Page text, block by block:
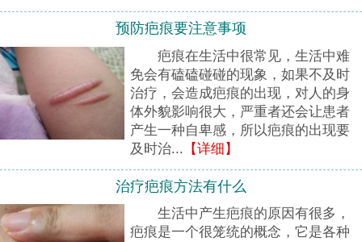
预防疤痕要注意事项
疤痕在生活中很常见，生活中难
免会有磕磕碰碰的现象，如果不及时
治疗，会造成疤痕的出现，对人的身
体外貌影响很大，严重者还会让患者
产生一种自卑感，所以疤痕的出现要
及时治... 【详细】
治疗疤痕方法有什么
生活中产生疤痕的原因有很多，
疤痕是一个很笼统的概念，它是各种